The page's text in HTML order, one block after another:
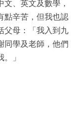
、英文及數學，
點辛苦，但我也認
父母：「我入到九
同學及老師，他們
」